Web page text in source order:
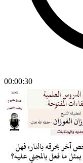
00:00:30